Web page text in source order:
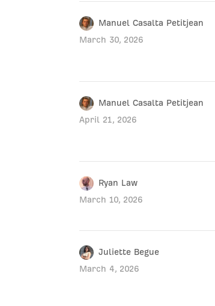
Manuel Casalta Petitjean
March 30, 2026
Manuel Casalta Petitjean
April 21, 2026
Ryan Law
March 10, 2026
Juliette Begue
March 4, 2026